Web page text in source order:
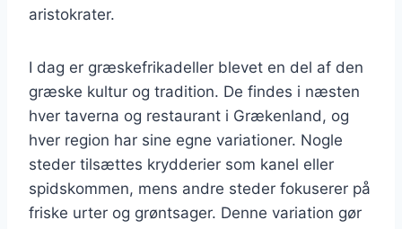
aristokrater.
I dag er græskefrikadeller blevet en del af den
græske kultur og tradition. De findes i næsten
hver taverna og restaurant i Grækenland, og
hver region har sine egne variationer. Nogle
steder tilsættes krydderier som kanel eller
spidskommen, mens andre steder fokuserer på
friske urter og grøntsager. Denne variation gør